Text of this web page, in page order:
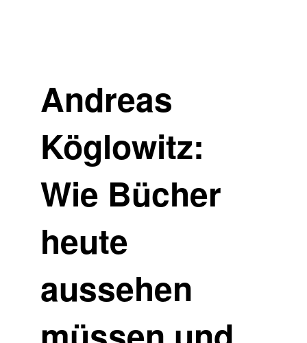
Andreas
Köglowitz:
Wie Bücher
heute
aussehen